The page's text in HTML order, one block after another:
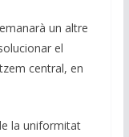
un altre
el
central, en
la uniformitat